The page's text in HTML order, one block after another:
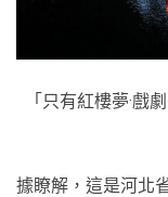
「只有紅樓夢·戲
據瞭解，這是河北